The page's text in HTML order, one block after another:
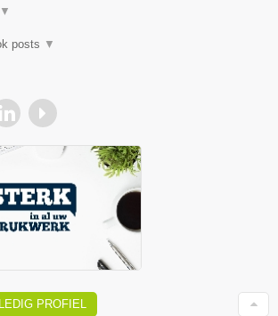
▼
posts ▼
PROFIEL